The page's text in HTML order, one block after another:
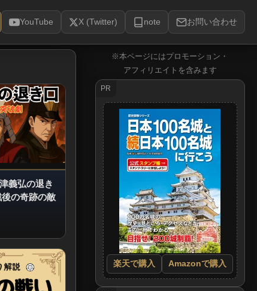
YouTube X (Twitter) note お問い合わせ
義弘の退き
の奇跡の敵
※本ページにはプロモーション・
アフィリエイトを含みます
PR
楽天で購入 Amazonで購入